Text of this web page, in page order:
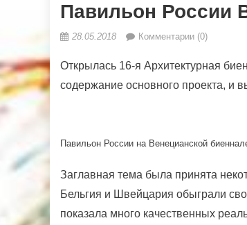
Павильон России
28.05.2018 Комментарии (0)
Открылась 16-я Архитектурная
содержание основного проекта, и
Павильон России на Венецианской
Заглавная тема была принята
Бельгия и Швейцария обыграли
показала много качественных